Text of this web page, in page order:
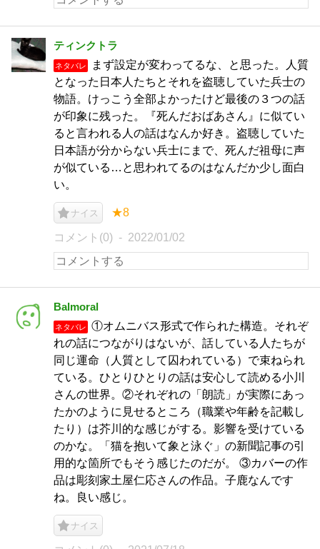
ティンクトラ
ネタバレ
まず設定が変わってるな、と思った。人質
となった日本人たちとそれを盗聴していた兵士の
物語。けっこう全部よかったけど最後の３つの話
が印象に残った。『死んだおばあさん』に似てい
ると言われる人の話はなんか好き。盗聴していた
日本語が分からない兵士にまで、死んだ祖母に声
が似ている…と思われてるのはなんだか少し面白
い。
ナイス ★8
コメント(0) 2022/01/02
Balmoral
ネタバレ
①オムニバス形式で作られた構造。それぞ
れの話につながりはないが、話している人たちが
同じ運命（人質として囚われている）で束ねられ
ている。ひとりひとりの話は安心して読める小川
さんの世界。②それぞれの「朗読」が実際にあっ
たかのように見せるところ（職業や年齢を記載し
たり）は芥川的な感じがする。影響を受けている
のかな。「猫を抱いて象と泳ぐ」の新聞記事の引
用的な箇所でもそう感じたのだが。 ③カバーの作
品は彫刻家土屋仁応さんの作品。子鹿なんです
ね。良い感じ。
ナイス